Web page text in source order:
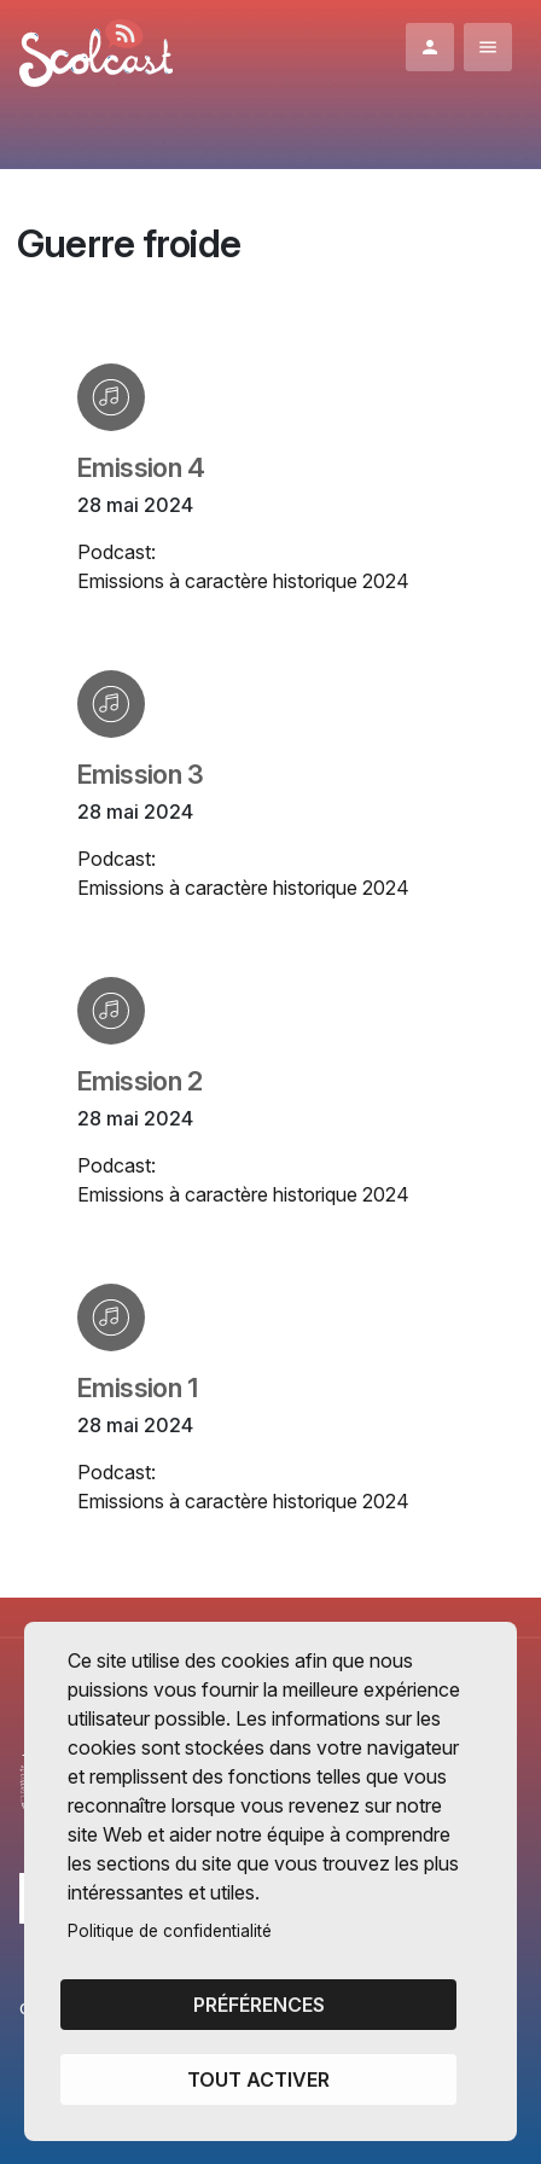
Guerre froide
Emission 4
28 mai 2024
Podcast:
Emissions à caractère historique 2024
Emission 3
28 mai 2024
Podcast:
Emissions à caractère historique 2024
Emission 2
28 mai 2024
Podcast:
Emissions à caractère historique 2024
Emission 1
28 mai 2024
Podcast:
Emissions à caractère historique 2024
CANTONS PARTENAIRES
Vaud
Ce site utilise des cookies afin que nous
puissions vous fournir la meilleure expérience
utilisateur possible. Les informations sur les
cookies sont stockées dans votre navigateur
et remplissent des fonctions telles que vous
reconnaître lorsque vous revenez sur notre
site Web et aider notre équipe à comprendre
les sections du site que vous trouvez les plus
intéressantes et utiles.
Politique de confidentialité
PRÉFÉRENCES
TOUT ACTIVER